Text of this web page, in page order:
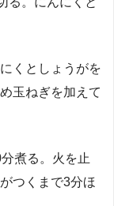
くとしょうがを
玉ねぎを加えて
煮る。火を止
つくまで3分ほ